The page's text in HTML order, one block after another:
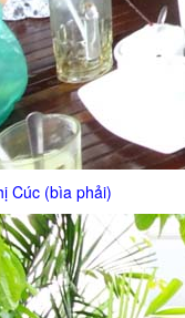
Cúc (bìa phải)